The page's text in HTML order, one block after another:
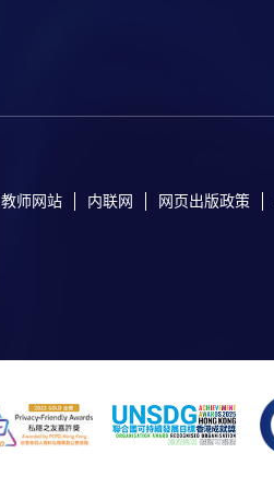
教师网站 内联网 网页出版政策